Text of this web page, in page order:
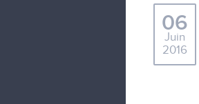
06
Juin
2016